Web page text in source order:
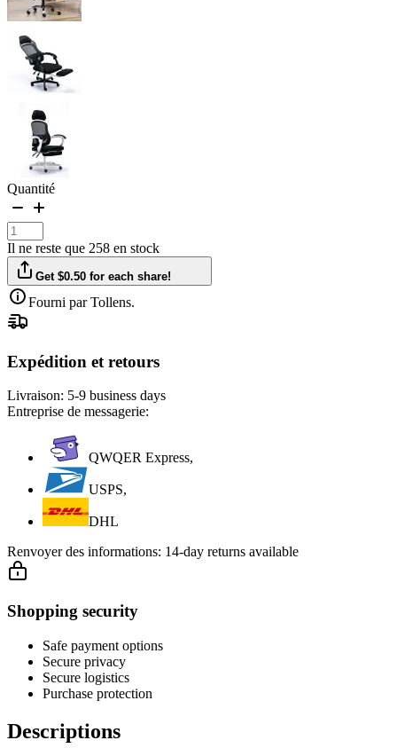
Quantité
Il ne reste que 258 en stock
Get $0.50 for each share!
Fourni par Tollens.
Expédition et retours
Livraison: 5-9 business days
Entreprise de messagerie:
QWQER Express,
USPS,
DHL
Renvoyer des informations: 14-day returns available
Shopping security
Safe payment options
Secure privacy
Secure logistics
Purchase protection
Descriptions